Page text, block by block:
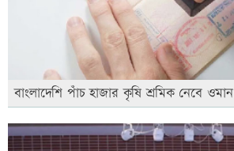
বাংলাদেশি পাঁচ হাজার কৃষি শ্রমিক নেবে ওমান